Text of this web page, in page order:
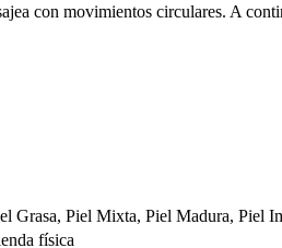
con movimientos circulares. A
Grasa, Piel Mixta, Piel Madura, Piel
física